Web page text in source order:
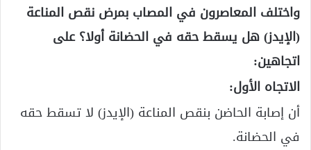
واختلف المعاصرون في المصاب بمرض نقص المناعة
(الإيدز) هل يسقط حقه في الحضانة أولا؟ على
اتجاهين:
الاتجاه الأول:
أن إصابة الحاضن بنقص المناعة (الإيدز) لا تسقط حقه
في الحضانة.